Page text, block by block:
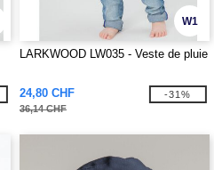
W1
LARKWOOD LW035 - Veste de pluie
24,80 CHF
36,14 CHF
-31%